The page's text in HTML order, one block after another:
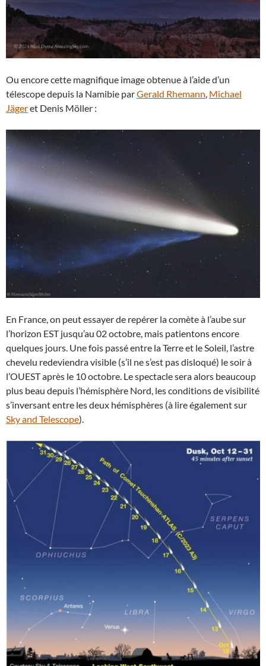
Ou encore cette magnifique image obtenue à l’aide d’un
télescope depuis la Namibie parGerald Rhemann, Michael
Jägeret Denis Möller :
En France, on peut essayer de repérer la comète à l’aube sur
l’horizon EST jusqu’au 02 octobre, mais patientons encore
quelques jours. Une fois passé entre la Terre et le Soleil, l’astre
chevelu redeviendra visible (s’il ne s’est pas disloqué) le soir à
l’OUEST après le 10 octobre. Le spectacle sera alors beaucoup
plus beau depuis l’hémisphère Nord, les conditions de visibilité
s’inversant entre les deux hémisphères (à lire également sur
Sky and Telescope).